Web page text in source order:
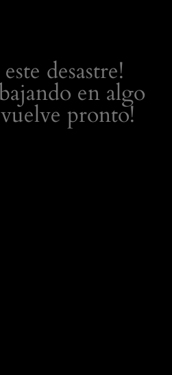
desastre!
en algo
pronto!